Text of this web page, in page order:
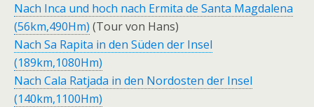
Nach Inca und hoch nach Ermita de Santa Magdalena
(56km,490Hm) (Tour von Hans)
Nach Sa Rapita in den Süden der Insel
(189km,1080Hm)
Nach Cala Ratjada in den Nordosten der Insel
(140km,1100Hm)